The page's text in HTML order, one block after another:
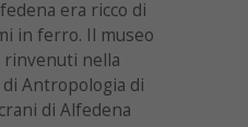
era ricco di
in ferro. Il museo
rinvenuti nella
Antropologia di
di Alfedena